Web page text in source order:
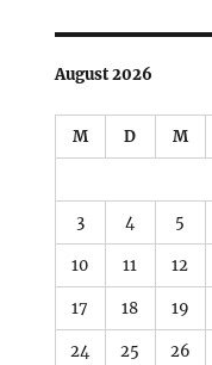
August 2026
M D M
3 4 5
10 11 12
17 18 19
24 25 26